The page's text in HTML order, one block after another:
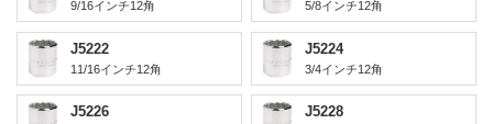
9/16インチ12角 5/8インチ12角
J5222
11/16インチ12角
J5224
3/4インチ12角
J5226 J5228